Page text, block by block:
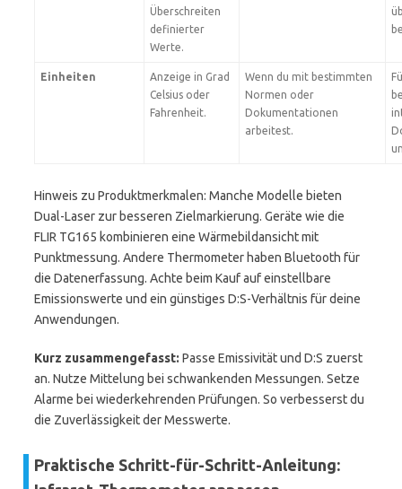
Überschreiten
definierter
Werte.
Einheiten
Anzeige in Grad
Celsius oder
Fahrenheit.
Wenn du mit bestimmten
Normen oder
Dokumentationen
arbeitest.
Hinweis zu Produktmerkmalen: Manche Modelle bieten
Dual-Laser zur besseren Zielmarkierung. Geräte wie die
FLIR TG165 kombinieren eine Wärmebildansicht mit
Punktmessung. Andere Thermometer haben Bluetooth für
die Datenerfassung. Achte beim Kauf auf einstellbare
Emissionswerte und ein günstiges D:S-Verhältnis für deine
Anwendungen.
Kurz zusammengefasst: Passe Emissivität und D:S zuerst
an. Nutze Mittelung bei schwankenden Messungen. Setze
Alarme bei wiederkehrenden Prüfungen. So verbesserst du
die Zuverlässigkeit der Messwerte.
Praktische Schritt-für-Schritt-Anleitung: